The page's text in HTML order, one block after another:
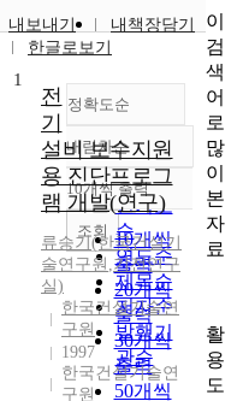
내보내기
내책장담기
한글로보기
정확도순
정확도
순
인기도
순
연도순
제목순
저자순
발행기
관순
내림차순
내림차순
10개씩 출력
10개씩
출력
20개씩
출력
30개씩
출력
50개씩
조회
1
전
기
설비 보수지원
용 진단프로그
램 개발(연구)
류승기(한국건설기
술연구원 ,기전연구
실)
한국건설기술연
구원
1997
한국건설기술연
구원
이
검
색
어
로
많
이
본
자
료
활
용
도